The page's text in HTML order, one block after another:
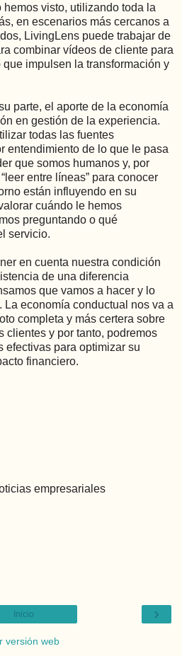
visto, utilizando toda la
en escenarios más cercanos a
LivingLens puede trabajar de
combinar vídeos de cliente para
impulsen la transformación y
parte, el aporte de la economía
en gestión de la experiencia.
todas las fuentes
entendimiento de lo que le pasa
que somos humanos y, por
entre líneas” para conocer
están influyendo en su
cuándo le hemos
preguntando o qué
servicio.
en cuenta nuestra condición
de una diferencia
que vamos a hacer y lo
economía conductual nos va a
completa y más certera sobre
clientes y por tanto, podremos
efectivas para optimizar su
financiero.
empresariales
›
Inicio
versión web